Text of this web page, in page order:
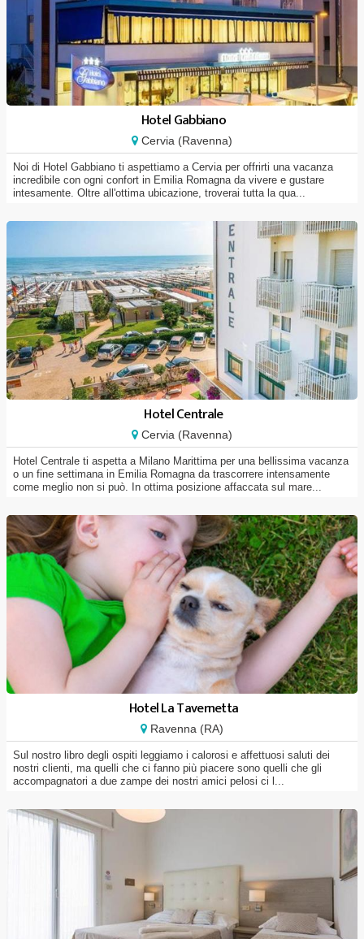
Hotel Gabbiano
Cervia (Ravenna)
Noi di Hotel Gabbiano ti aspettiamo a Cervia per offrirti una vacanza
incredibile con ogni confort in Emilia Romagna da vivere e gustare
intesamente. Oltre all'ottima ubicazione, troverai tutta la qua...
Hotel Centrale
Cervia (Ravenna)
Hotel Centrale ti aspetta a Milano Marittima per una bellissima vacanza
o un fine settimana in Emilia Romagna da trascorrere intensamente
come meglio non si può. In ottima posizione affaccata sul mare...
Hotel La Tavernetta
Ravenna (RA)
Sul nostro libro degli ospiti leggiamo i calorosi e affettuosi saluti dei
nostri clienti, ma quelli che ci fanno più piacere sono quelli che gli
accompagnatori a due zampe dei nostri amici pelosi ci l...